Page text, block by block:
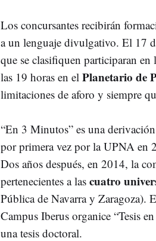
Los concursantes recibirán
a un lenguaje divulgativo. El 17
que se clasifiquen participaran
las 19 horas en el Planetario de
limitaciones de aforo y siempre
“En 3 Minutos” es una
por primera vez por la UPNA en
Dos años después, en 2014, la
pertenecientes a las cuatro
Pública de Navarra y Zaragoza).
Campus Iberus organice “Tesis
una tesis doctoral.